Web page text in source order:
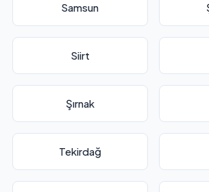
Samsun
Siirt
Şırnak
Tekirdağ